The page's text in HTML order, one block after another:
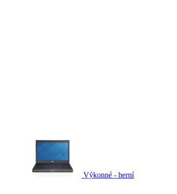
Výkonné - herní